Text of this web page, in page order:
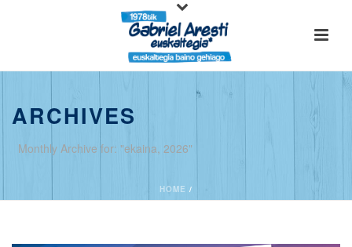
ARCHIVES
Monthly Archive for: "ekaina, 2026"
HOME /